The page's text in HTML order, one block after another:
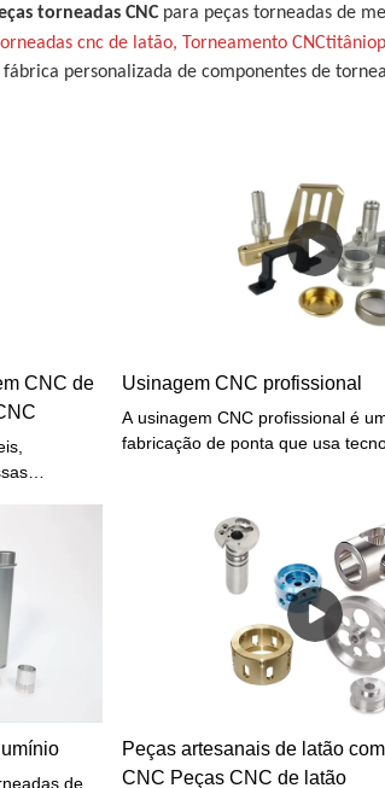
torneadas CNC para peças torneadas de
cnc de latão,
Torneamento CNCtitâniop
personalizada de componentes de
CNC de
Usinagem CNC profissional
A usinagem CNC profissional é
fabricação de ponta que usa
máquinas CNC são capazes de
movimentos altamente precisos e
permitindo a produção de peças
apertadas e formas intrincadas.
de
Peças artesanais de latão
CNC Peças CNC de latão